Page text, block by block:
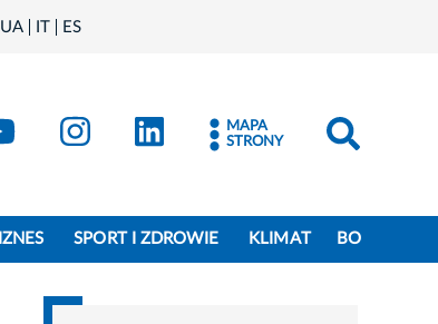
UA IT ES
- X
Kraków - YouTube
Kraków - Instagram
Kraków - LinkedIn
MAPA
STRONY
SPORT I ZDROWIE KLIMAT BO